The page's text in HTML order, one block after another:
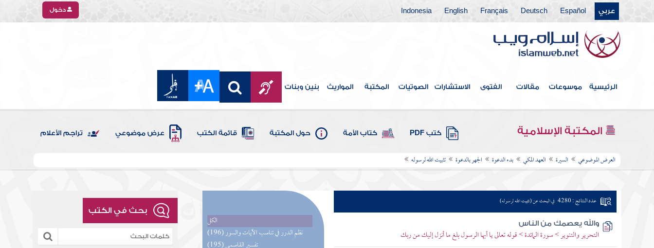
عربي Español
Deutsch
Français
English
Indonesia دخول
الرئيسية موسوعات مقالات الفتوى الاستشارات الصوتيات المكتبة المواريث بنين وبنات
المكتبة الإسلامية كتب PDF كتاب الأمة حول المكتبة قائمة الكتب عرض موضوعي تراجم الأعلام
العرض الموضوعي السيرة العهد المكي بدء الدعوة الجهر بالدعوة تثبيت الله لرسوله
الكل
(196) نظم الدرر في تناسب الآيات والسور
عدد النتائج : 4280 في البحث عن (تثبيت الله لرسوله)
والله يعصمك من الناس
التحرير والتنوير > سورة المائدة > قوله تعالى يا أيها الرسول بلغ ما أنزل إليك من ربك
بحث في الكتب